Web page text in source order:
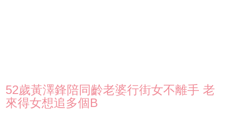
52歲黃澤鋒陪同齡老婆行街女不離手 老
來得女想追多個B